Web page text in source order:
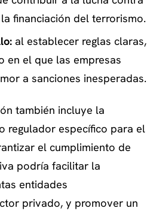
financiación del terrorismo.
al establecer reglas claras,
en el que las empresas
a sanciones inesperadas.
también incluye la
regulador específico para el
el cumplimiento de
podría facilitar la
entidades
privado, y promover un